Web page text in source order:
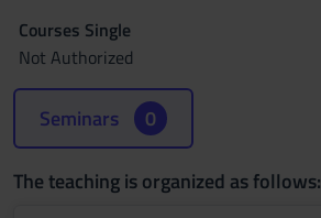
Courses Single
Not Authorized
Seminars 0
The teaching is organized as follows: